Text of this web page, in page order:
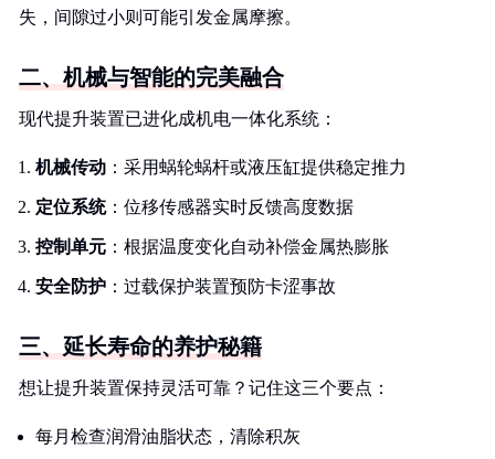
失，间隙过小则可能引发金属摩擦。
二、机械与智能的完美融合
现代提升装置已进化成机电一体化系统：
机械传动 ：采用蜗轮蜗杆或液压缸提供稳定推力
定位系统：位移传感器实时反馈高度数据
控制单元 ：根据温度变化自动补偿金属热膨胀
安全防护 ：过载保护装置预防卡涩事故
三、延长寿命的养护秘籍
想让提升装置保持灵活可靠？记住这三个要点：
每月检查润滑油脂状态，清除积灰